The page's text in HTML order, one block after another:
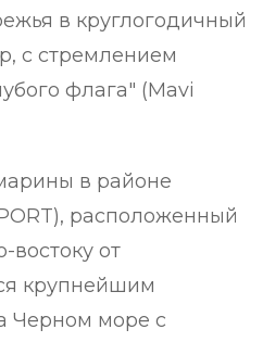
в круглогодичный
с стремлением
флага" (Mavi
в районе
расположенный
востоку от
крупнейшим
Черном море с